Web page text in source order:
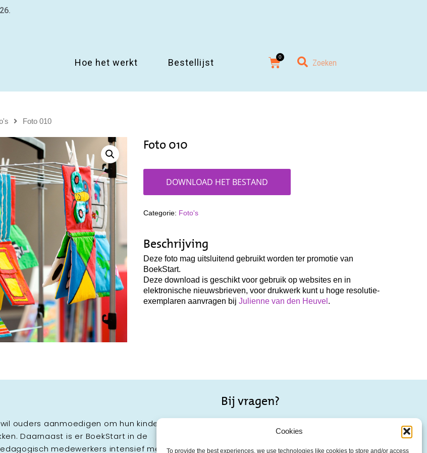
Cookies
To provide the best experiences, we use technologies like cookies to store and/or access
Hoe het werkt Bestellijst
Foto 010
Foto 010
DOWNLOAD HET BESTAND
Categorie: Foto's
Beschrijving
Deze foto mag uitsluitend gebruikt worden ter promotie van
BoekStart.
Deze download is geschikt voor gebruik op websites en in
elektronische nieuwsbrieven, voor drukwerk kunt u hoge resolutie-
exemplaren aanvragen bij Julienne van den Heuvel .
ouders aanmoedigen om hun kinderen zo
Daarnaast is er BoekStart in de
medewerkers intensief met
Bij vragen?
Wellicht staat je vraag al op onze pagina met;
Veelgestelde vragen